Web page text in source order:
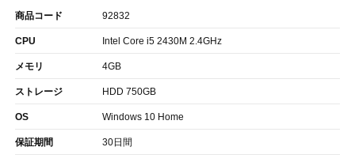
商品コード 92832
CPU Intel Core i5 2430M 2.4GHz
メモリ 4GB
ストレージ HDD 750GB
OS Windows 10 Home
保証期間 30日間